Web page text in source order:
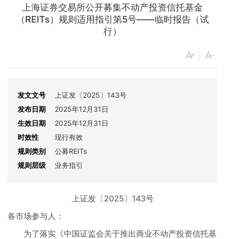
章程
基金
公募REITs
期权
跨境创新业务
上海证券交易所公开募集不动产投资信托基金
（REITs）规则适用指引第5号——临时报告（试
行）
发文文号
上证发〔2025〕143号
发布日期
2025年12月31日
生效日期
2025年12月31日
时效性
现行有效
规则类别
公募REITs
规则层级
业务指引
上证发〔2025〕143号
各市场参与人：
为了落实《中国证监会关于推出商业不动产投资信托基